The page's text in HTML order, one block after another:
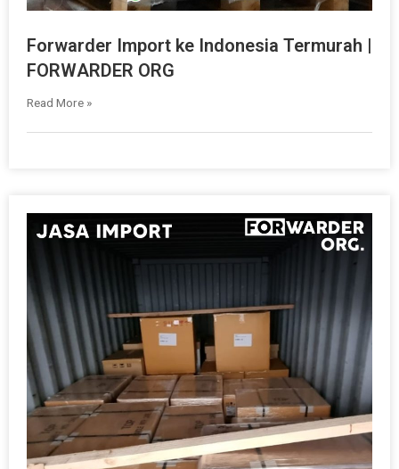
Forwarder Import ke Indonesia Termurah |
FORWARDER ORG
Read More »